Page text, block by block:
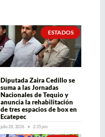
ESTADOS
Diputada Zaira Cedillo se
suma a las Jornadas
Nacionales de Tequio y
anuncia la rehabilitación
de tres espacios de box en
Ecatepec
julio 28, 2026 2:35 pm